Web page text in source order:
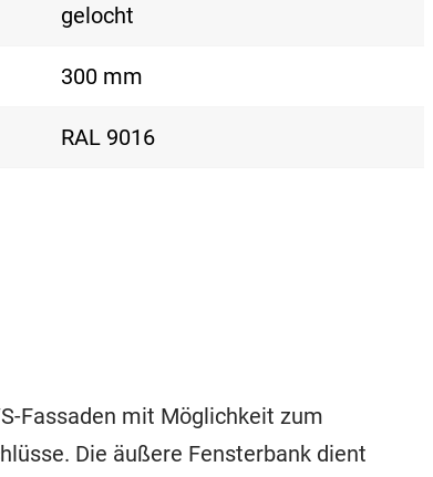
gelocht
300 mm
RAL 9016
Fassaden mit Möglichkeit zum
Die äußere Fensterbank dient